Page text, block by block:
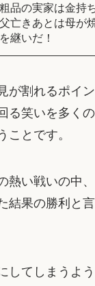
粗品の実家は金持
父亡きあとは母が
を継いだ！
が割れるポイ
る笑いを多く
ことです。
熱い戦いの中
結果の勝利と
してしまうよ